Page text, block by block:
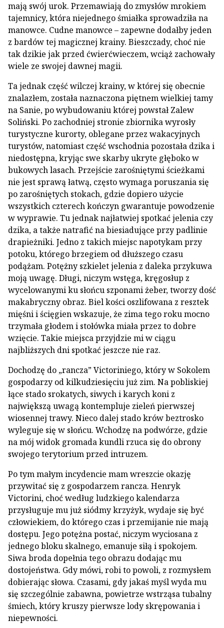
mają swój urok. Przemawiają do zmysłów mrokiem
tajemnicy, która niejednego śmiałka sprowadziła na
manowce. Cudne manowce – zapewne dodałby jeden
z bardów tej magicznej krainy. Bieszczady, choć nie
tak dzikie jak przed ćwierćwieczem, wciąż zachowały
wiele ze swojej dawnej magii.
Ta jednak część wilczej krainy, w której się obecnie
znalazłem, została naznaczona piętnem wielkiej tamy
na Sanie, po wybudowaniu której powstał Zalew
Soliński. Po zachodniej stronie zbiornika wyrosły
turystyczne kurorty, oblegane przez wakacyjnych
turystów, natomiast część wschodnia pozostała dzika i
niedostępna, kryjąc swe skarby ukryte głęboko w
bukowych lasach. Przejście zarośniętymi ścieżkami
nie jest sprawą łatwą, często wymaga poruszania się
po zarośniętych stokach, gdzie dopiero użycie
wszystkich czterech kończyn gwarantuje powodzenie
w wyprawie. Tu jednak najłatwiej spotkać jelenia czy
dzika, a także natrafić na biesiadujące przy padlinie
drapieżniki. Jedno z takich miejsc napotykam przy
potoku, którego brzegiem od dłuższego czasu
podążam. Potężny szkielet jelenia z daleka przykuwa
moją uwagę. Długi, niczym wstęga, kręgosłup z
wycelowanymi ku słońcu szponami żeber, tworzy dość
makabryczny obraz. Biel kości oszlifowana z resztek
mięśni i ścięgien wskazuje, że zima tego roku mocno
trzymała głodem i stołówka miała przez to dobre
wzięcie. Takie miejsca przyjdzie mi w ciągu
najbliższych dni spotkać jeszcze nie raz.
Dochodzę do „rancza” Victoriniego, który w Sokolem
gospodarzy od kilkudziesięciu już zim. Na pobliskiej
łące stado srokatych, siwych i karych koni z
największą uwagą kontempluje zieleń pierwszej
wiosennej trawy. Nieco dalej stado krów beztrosko
wyleguje się w słońcu. Wchodzę na podwórze, gdzie
na mój widok gromada kundli rzuca się do obrony
swojego terytorium przed intruzem.
Po tym małym incydencie mam wreszcie okazję
przywitać się z gospodarzem rancza. Henryk
Victorini, choć według ludzkiego kalendarza
przysługuje mu już siódmy krzyżyk, wydaje się być
człowiekiem, do którego czas i przemijanie nie mają
dostępu. Jego potężna postać, niczym wyciosana z
jednego bloku skalnego, emanuje siłą i spokojem.
Siwa broda dopełnia tego obrazu dodając mu
dostojeństwa. Gdy mówi, robi to powoli, z rozmysłem
dobierając słowa. Czasami, gdy jakaś myśl wyda mu
się szczególnie zabawna, powietrze wstrząsa tubalny
śmiech, który kruszy pierwsze lody skrępowania i
niepewności.